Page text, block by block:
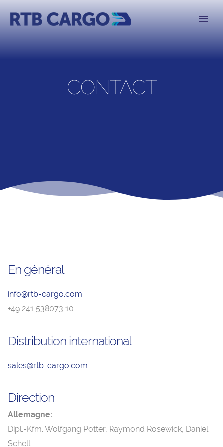
CONTACT
En général
info@rtb-cargo.com
+49 241 538073 10
Distribution international
sales@rtb-cargo.com
Direction
Allemagne:
Dipl.-Kfm. Wolfgang Pötter, Raymond Rosewick, Daniel
Schell